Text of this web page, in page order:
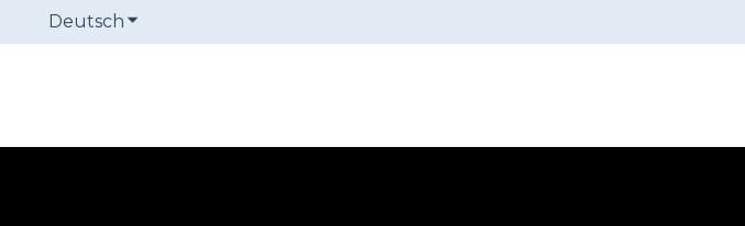
Deutsch Untermenü für Übersetzungen anzeigen